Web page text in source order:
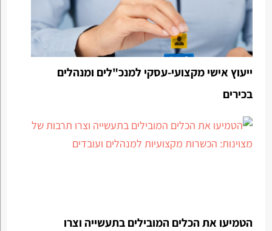
ייעוץ אישי מקצועי-עסקי למנכ"לים ומנהלים
בכירים
הטמיעו את הכלים המובילים בתעשייה וצרו